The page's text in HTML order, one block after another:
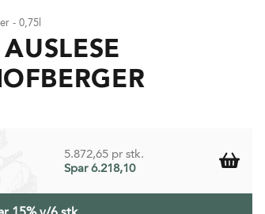
- 0,75l
5.872,65 pr stk.
Spar 6.218,10